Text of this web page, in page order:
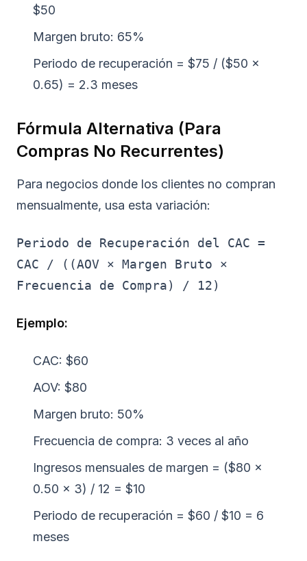
$50
Margen bruto: 65%
Periodo de recuperación = $75 / ($50 ×
0.65) = 2.3 meses
Fórmula Alternativa (Para
Compras No Recurrentes)
Para negocios donde los clientes no compran
mensualmente, usa esta variación:
Periodo de Recuperación del CAC =
CAC / ((AOV × Margen Bruto ×
Frecuencia de Compra) / 12)
Ejemplo:
CAC: $60
AOV: $80
Margen bruto: 50%
Frecuencia de compra: 3 veces al año
Ingresos mensuales de margen = ($80 ×
0.50 × 3) / 12 = $10
Periodo de recuperación = $60 / $10 = 6
meses